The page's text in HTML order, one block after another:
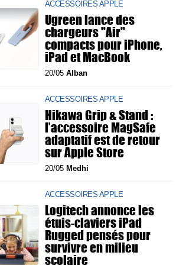
ACCESSOIRES APPLE
Ugreen lance des
chargeurs "Air"
compacts pour iPhone,
iPad et MacBook
20/05 Alban
ACCESSOIRES APPLE
Hikawa Grip & Stand :
l’accessoire MagSafe
adaptatif est de retour
sur Apple Store
20/05 Medhi
ACCESSOIRES APPLE
Logitech annonce les
étuis-claviers iPad
Rugged pensés pour
survivre en milieu
scolaire